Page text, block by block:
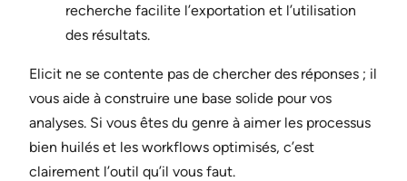
recherche facilite l’exportation et l’utilisation
des résultats.
Elicit ne se contente pas de chercher des réponses ; il
vous aide à construire une base solide pour vos
analyses. Si vous êtes du genre à aimer les processus
bien huilés et les workflows optimisés, c’est
clairement l’outil qu’il vous faut.